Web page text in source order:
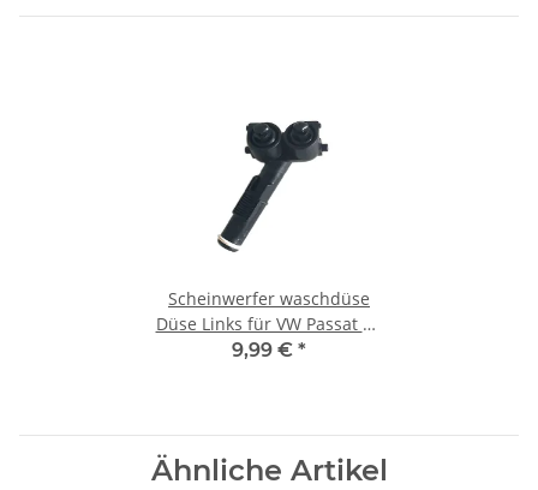
Scheinwerfer waschdüse
Düse Links für VW Passat B5
1997- 2000 3B0955103 3B0
9,99 € *
Ähnliche Artikel